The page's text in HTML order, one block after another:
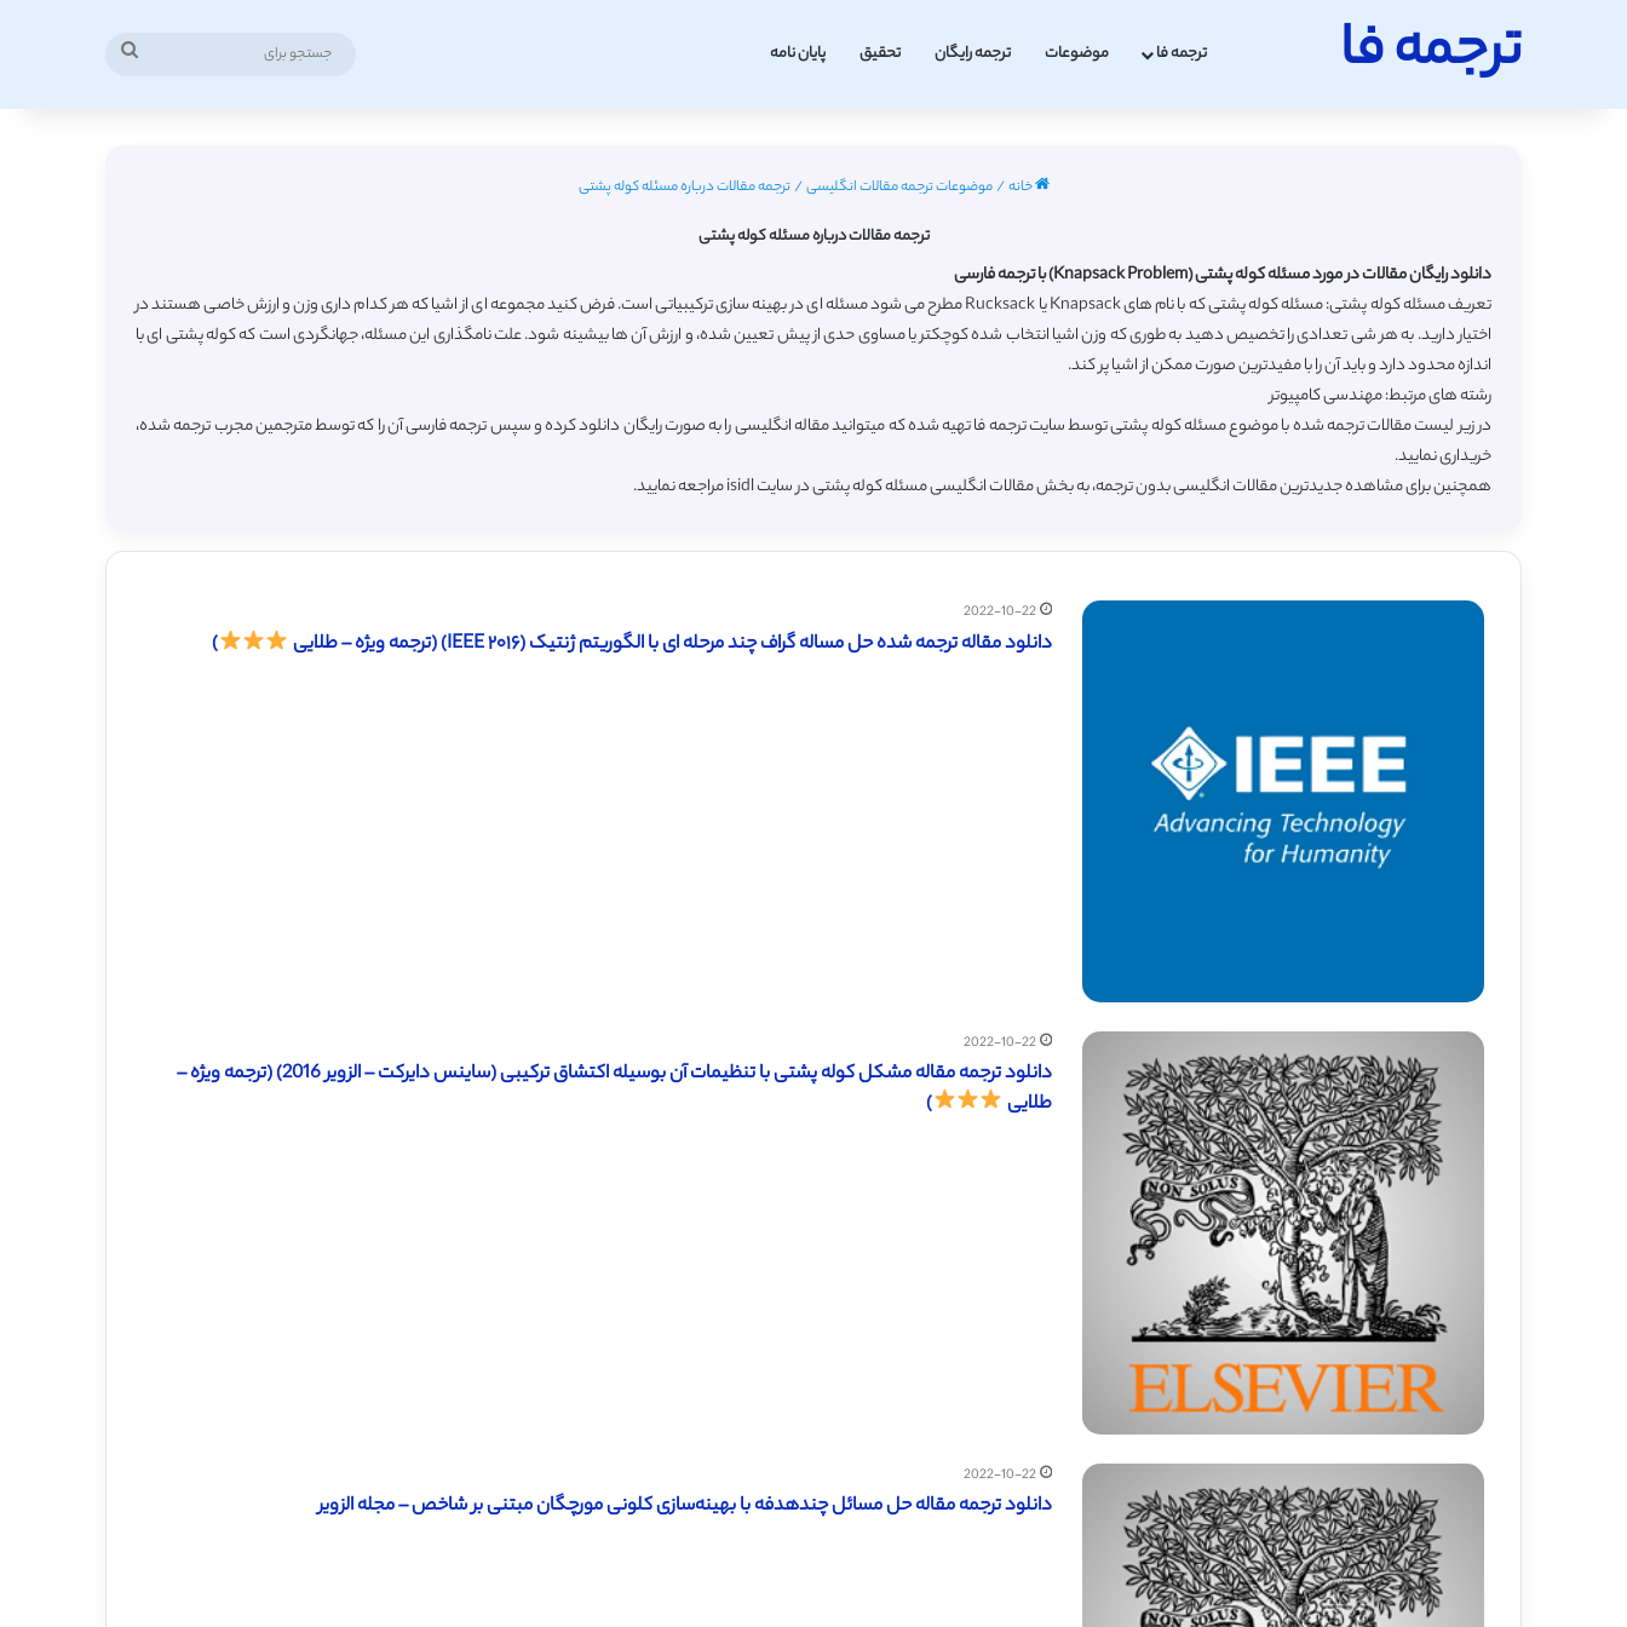
ترجمه فا ترجمه فا موضوعات ترجمه رایگان تحقیق پایان نامه
خانه/موضوعات ترجمه مقالات انگلیسی/ترجمه مقالات درباره مسئله کوله پشتی
ترجمه مقالات درباره مسئله کوله پشتی
دانلود رایگان مقالات در مورد مسئله کوله پشتی (Knapsack Problem) با ترجمه فارسی
تعریف مسئله کوله پشتی: مسئله کوله پشتی که با نام های Knapsack یا Rucksack مطرح می شود مسئله ای در بهینه سازی ترکیبیاتی است. فرض کنید مجموعه ای از اشیا که هر کدام داری وزن و ارزش خاصی هستند در
اختیار دارید. به هر شی تعدادی را تخصیص دهید به طوری که وزن اشیا انتخاب شده کوچکتر یا مساوی حدی از پیش تعیین شده، و ارزش آن ها بیشینه شود. علت نامگذاری این مسئله، جهانگردی است که کوله پشتی ای با
اندازه محدود دارد و باید آن را با مفیدترین صورت ممکن از اشیا پر کند.
رشته های مرتبط: مهندسی کامپیوتر
در زیر لیست مقالات ترجمه شده با موضوع مسئله کوله پشتی توسط سایت ترجمه فا تهیه شده که میتوانید مقاله انگلیسی را به صورت رایگان دانلود کرده و سپس ترجمه فارسی آن را که توسط مترجمین مجرب ترجمه شده،
خریداری نمایید.
همچنین برای مشاهده جدیدترین مقالات انگلیسی بدون ترجمه، به بخش مقالات انگلیسی مسئله کوله پشتی در سایت isidl مراجعه نمایید.
2022-10-22
دانلود مقاله ترجمه شده حل مساله گراف چند مرحله ای با الگوریتم ژنتیک (IEEE ۲۰۱۶) (ترجمه ویژه – طلایی )
2022-10-22
دانلود ترجمه مقاله مشکل کوله پشتی با تنظیمات آن بوسیله اکتشاق ترکیبی (ساینس دایرکت – الزویر 2016) (ترجمه ویژه –
طلایی
)
2022-10-22
دانلود ترجمه مقاله حل مسائل چندهدفه با بهینه‌سازی کلونی مورچگان مبتنی بر شاخص – مجله الزویر